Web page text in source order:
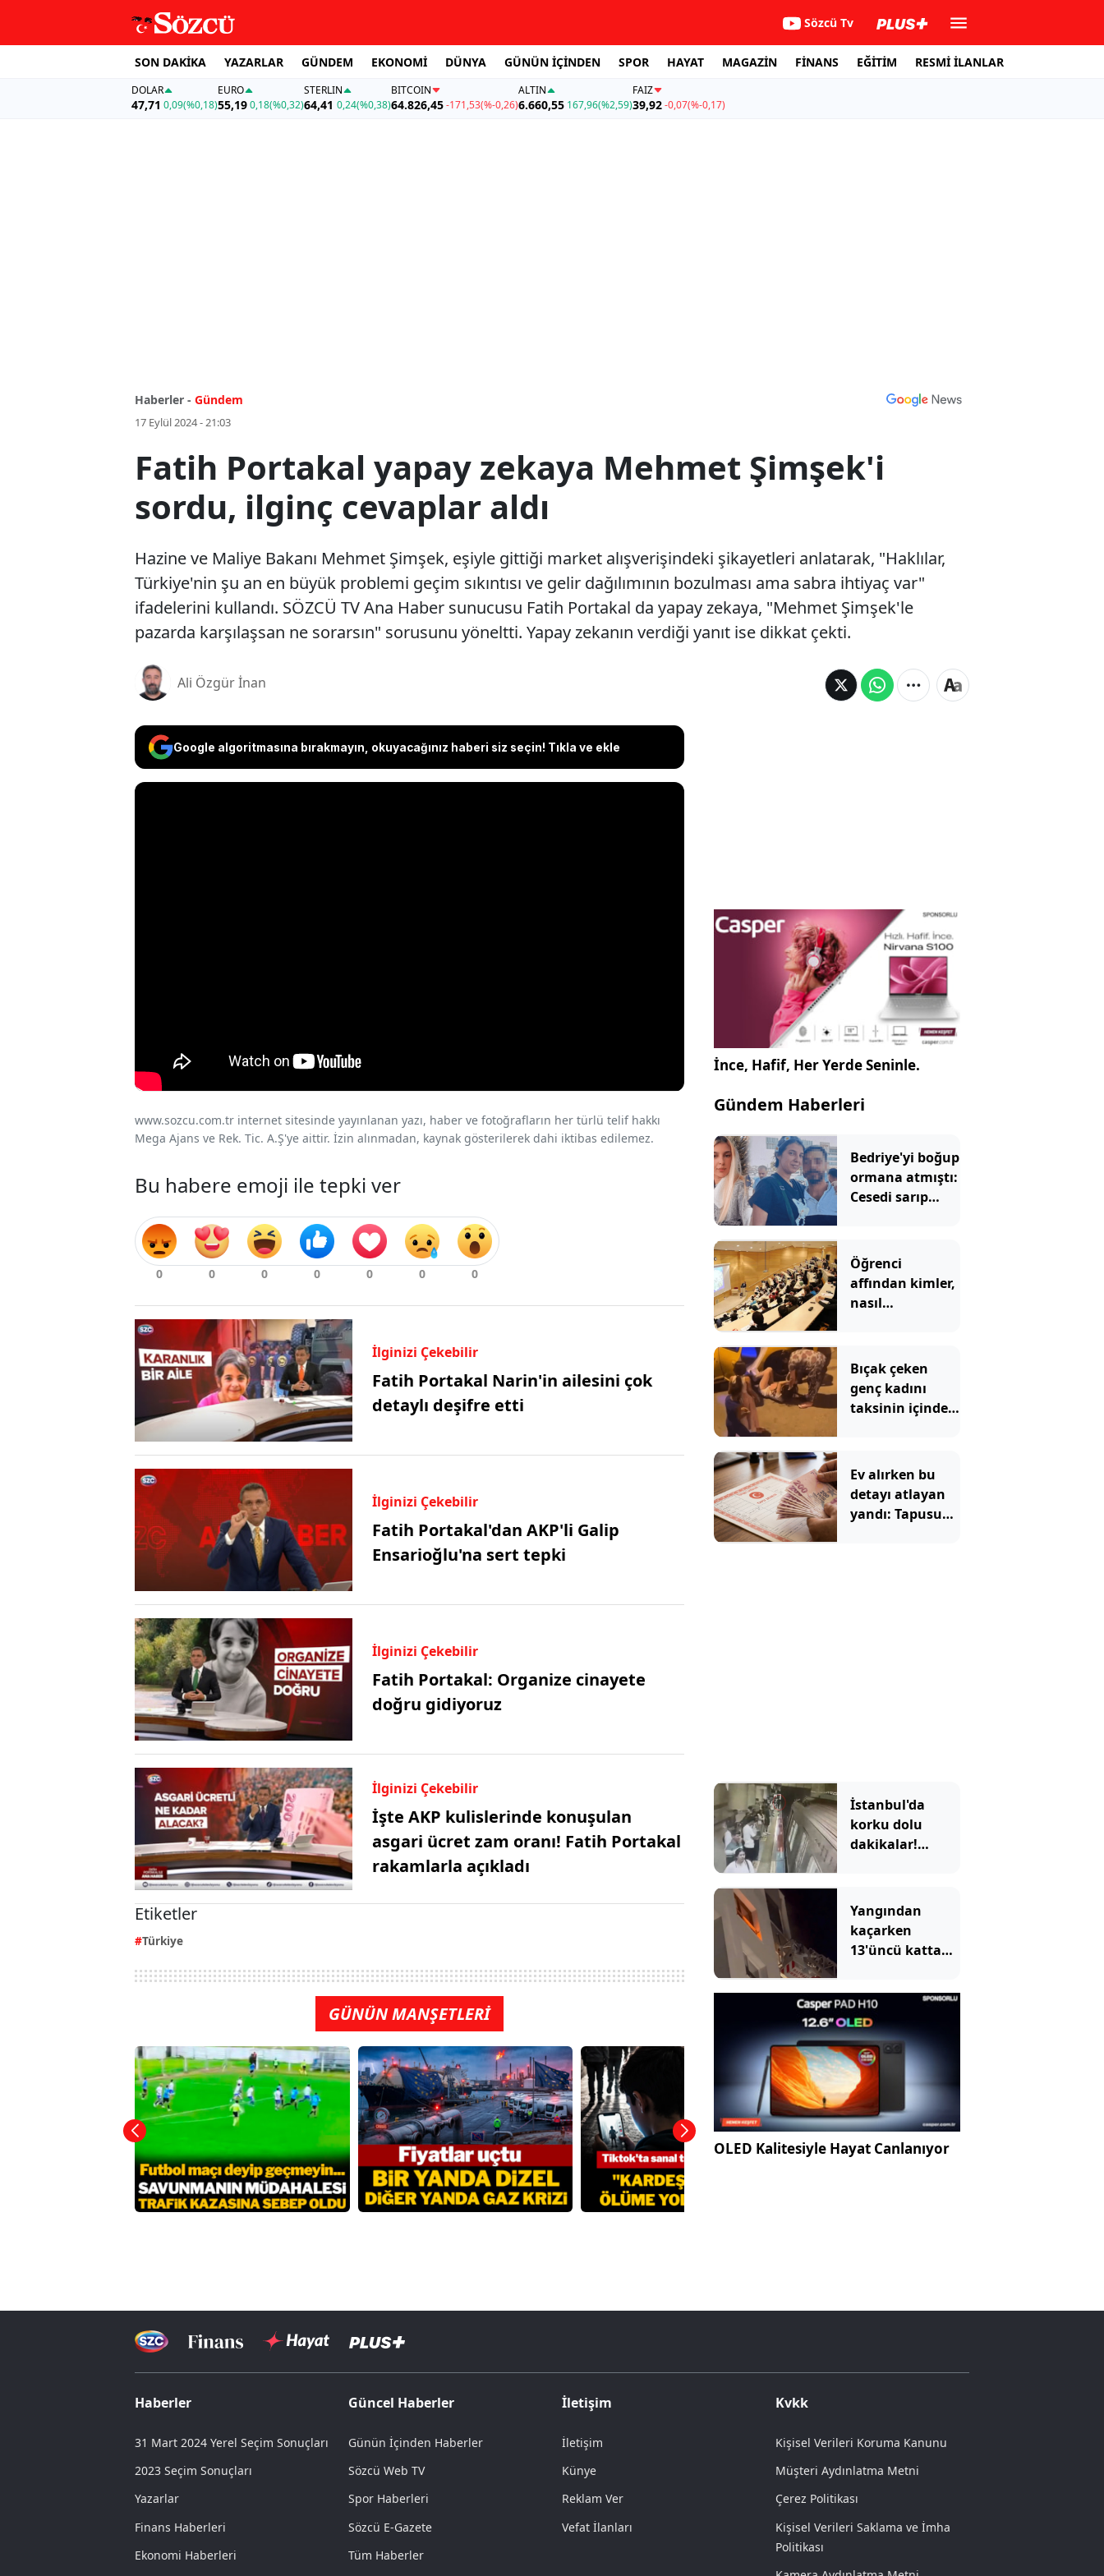
Sözcü Tv
SON DAKİKA YAZARLAR GÜNDEM EKONOMİ DÜNYA GÜNÜN İÇİNDEN SPOR HAYAT MAGAZİN FİNANS EĞİTİM RESMİ İLANLAR
DOLAR
47,71 0,09(%0,18)
EURO
55,19 0,18(%0,32)
STERLIN
64,41 0,24(%0,38)
BITCOIN
64.826,45-171,53(%-0,26)
ALTIN
6.660,55 167,96(%2,59)
FAİZ
39,92-0,07(%-0,17)
Haberler - Gündem
17 Eylül 2024 - 21:03
Fatih Portakal yapay zekaya Mehmet Şimşek'i
sordu, ilginç cevaplar aldı
Hazine ve Maliye Bakanı Mehmet Şimşek, eşiyle gittiği market alışverişindeki şikayetleri anlatarak, "Haklılar,
Türkiye'nin şu an en büyük problemi geçim sıkıntısı ve gelir dağılımının bozulması ama sabra ihtiyaç var"
ifadelerini kullandı. SÖZCÜ TV Ana Haber sunucusu Fatih Portakal da yapay zekaya, "Mehmet Şimşek'le
pazarda karşılaşsan ne sorarsın" sorusunu yöneltti. Yapay zekanın verdiği yanıt ise dikkat çekti.
Ali Özgür İnan
Google algoritmasına bırakmayın, okuyacağınız haberi siz seçin! Tıkla ve ekle
www.sozcu.com.tr internet sitesinde yayınlanan yazı, haber ve fotoğrafların her türlü telif hakkı
Mega Ajans ve Rek. Tic. A.Ş'ye aittir. İzin alınmadan, kaynak gösterilerek dahi iktibas edilemez.
Bu habere emoji ile tepki ver
İlginizi Çekebilir
Fatih Portakal Narin'in ailesini çok
detaylı deşifre etti
İlginizi Çekebilir
Fatih Portakal'dan AKP'li Galip
Ensarioğlu'na sert tepki
İlginizi Çekebilir
Fatih Portakal: Organize cinayete
doğru gidiyoruz
İlginizi Çekebilir
İşte AKP kulislerinde konuşulan
asgari ücret zam oranı! Fatih Portakal
rakamlarla açıkladı
Etiketler
Türkiye
GÜNÜN MANŞETLERİ
İnce, Hafif, Her Yerde Seninle.
Gündem Haberleri
Bedriye'yi boğup
ormana atmıştı:
Cesedi sarıp
etmiş
Öğrenci
affından kimler,
nasıl
Bıçak çeken
genç kadını
taksinin içinde
Ev alırken bu
detayı atlayan
yandı: Tapusunu
İstanbul'da
korku dolu
dakikalar!
düştüğü anlar
ortaya çıktı
Yangından
kaçarken
13'üncü kattan
OLED Kalitesiyle Hayat Canlanıyor
Haberler
31 Mart 2024 Yerel Seçim Sonuçları
2023 Seçim Sonuçları
Yazarlar
Finans Haberleri
Ekonomi Haberleri
Güncel Haberler
Günün İçinden Haberler
Sözcü Web TV
Spor Haberleri
Sözcü E-Gazete
Tüm Haberler
İletişim
İletişim
Künye
Reklam Ver
Vefat İlanları
Kvkk
Kişisel Verileri Koruma Kanunu
Müşteri Aydınlatma Metni
Çerez Politikası
Kişisel Verileri Saklama ve İmha
Politikası